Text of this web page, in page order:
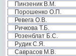
Пинзеник В.М.
Порошенко О.П.
Ревега О.В.
Ричкова Т.Б.
Розенблат Б.С.
Рудик С.Я.
Саврасов М.В.